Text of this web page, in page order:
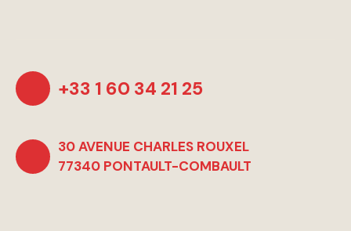
+33 1 60 34 21 25
30 AVENUE CHARLES ROUXEL
77340 PONTAULT-COMBAULT